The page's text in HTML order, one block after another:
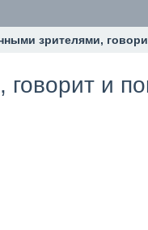
зрителями,
и